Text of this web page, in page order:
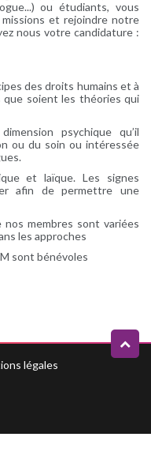
ou étudiants, vous
et rejoindre notre
nous votre candidature :
des droits humains et à
que soient les théories qui
psychique qu’il
ou du soin ou intéressée
et laïque. Les signes
afin de permettre une
membres sont variées
les approches
sont bénévoles
légales